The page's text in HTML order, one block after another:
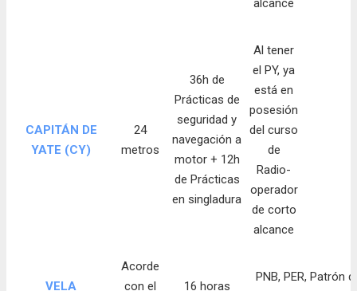
alcance
CAPITÁN DE
YATE (CY)
24
metros
36h de
Prácticas de
seguridad y
navegación a
motor + 12h
de Prácticas
en singladura
Al tener
el PY, ya
está en
posesión
del curso
de
Radio-
operador
de corto
alcance
VELA
Acorde
con el
16 horas
PNB, PER, Patrón